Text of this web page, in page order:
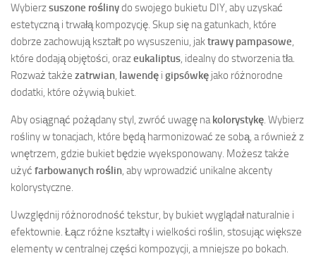
Wybierzsuszone roślinydo swojego bukietu DIY, aby uzyskać
estetyczną i trwałą kompozycję. Skup się na gatunkach, które
dobrze zachowują kształt po wysuszeniu, jaktrawy pampasowe
które dodają objętości, orazeukaliptus , idealny do stworzenia tła.
Rozważ także zatrwian lawendę i gipsówkę jako różnorodne
dodatki, które ożywią bukiet.
Aby osiągnąć pożądany styl, zwróć uwagę na kolorystykę . Wybierz
rośliny w tonacjach, które będą harmonizować ze sobą, a również z
wnętrzem, gdzie bukiet będzie wyeksponowany. Możesz także
użyć farbowanych roślin , aby wprowadzić unikalne akcenty
kolorystyczne.
Uwzględnij różnorodność tekstur, by bukiet wyglądał naturalnie i
efektownie. Łącz różne kształty i wielkości roślin, stosując większe
elementy w centralnej części kompozycji, a mniejsze po bokach.